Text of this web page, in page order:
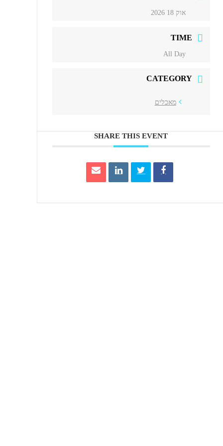
אוק 18 2026
TIME
All Day
CATEGORY
מאכלים
SHARE THIS EVENT